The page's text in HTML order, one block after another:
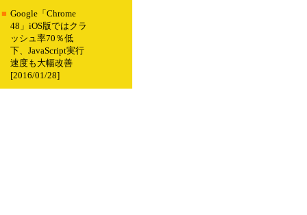
■ Google「Chrome
48」iOS版ではクラ
ッシュ率70％低
下、JavaScript実行
速度も大幅改善
[2016/01/28]